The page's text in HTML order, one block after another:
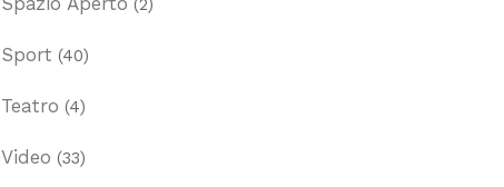
(2)
Sport (40)
Teatro (4)
Video (33)